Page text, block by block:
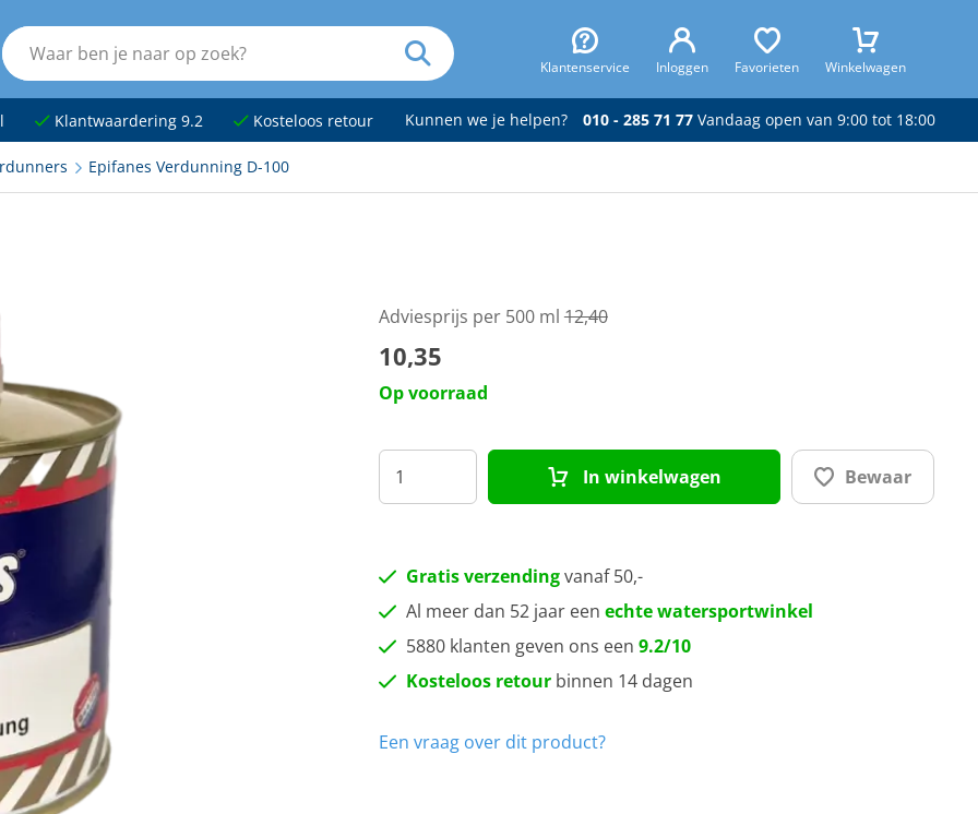
Klantenservice Inloggen Favorieten Winkelwagen
Klantwaardering 9.2 Kosteloos retour Kunnen we je helpen? 010 - 285 71 77Vandaag open van 9:00 tot 18:00
Epifanes Verdunning D-100
Adviesprijs per 500 ml12,40
10,35
Op voorraad
In winkelwagen Bewaar
Gratis verzendingvanaf 50,-
Al meer dan 52 jaar een echte watersportwinkel
5880 klanten geven ons een 9.2/10
Kosteloos retourbinnen 14 dagen
Een vraag over dit product?